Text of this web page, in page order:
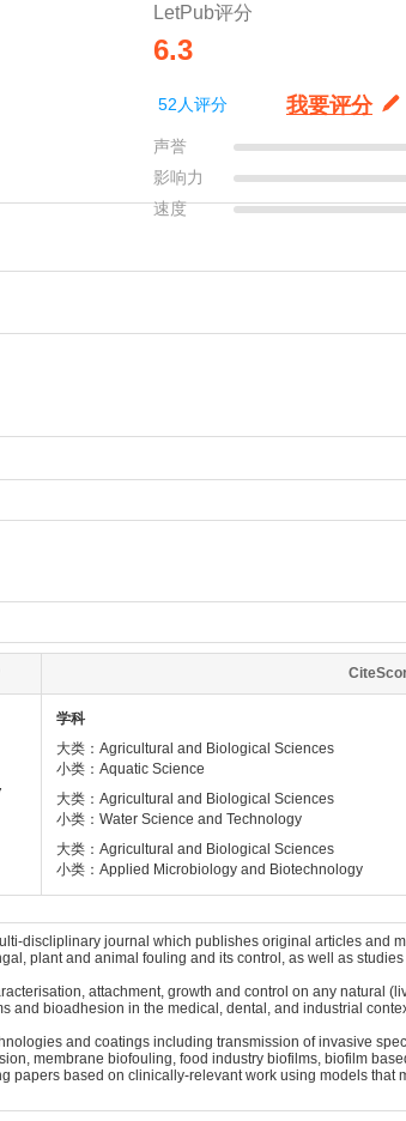
LetPub评分
6.3
52人评分 我要评分
声誉
影响力
速度
学科
大类：Agricultural and Biological Sciences
小类：Aquatic Science
大类：Agricultural and Biological Sciences
小类：Water Science and Technology
大类：Agricultural and Biological Sciences
小类：Applied Microbiology and Biotechnology
discliplinary journal which publishes original articles and
plant and animal fouling and its control, as well as
attachment, growth and control on any natural
and bioadhesion in the medical, dental, and industrial
and coatings including transmission of invasive
membrane biofouling, food industry biofilms, biofilm
papers based on clinically-relevant work using models that